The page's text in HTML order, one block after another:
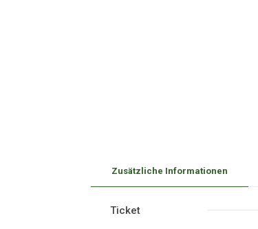
Zusätzliche Informationen
Ticket